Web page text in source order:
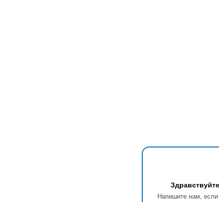
Напишите нам,